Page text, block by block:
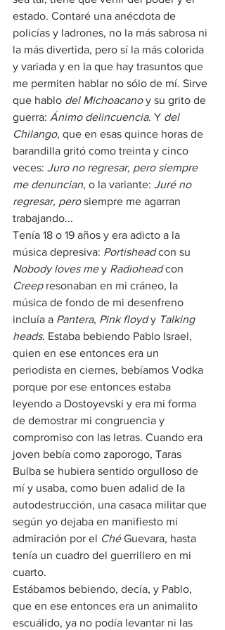
estado. Contaré una anécdota de
policías y ladrones, no la más sabrosa ni
la más divertida, pero sí la más colorida
y variada y en la que hay trasuntos que
me permiten hablar no sólo de mí. Sirve
que hablo del Michoacano y su grito de
guerra: Ánimo delincuencia. Y del
Chilango, que en esas quince horas de
barandilla gritó como treinta y cinco
veces: Juro no regresar, pero siempre
me denuncian, o la variante: Juré no
regresar, pero siempre me agarran
trabajando...
Tenía 18 o 19 años y era adicto a la
música depresiva: Portishead con su
Nobody loves me y Radiohead con
Creep resonaban en mi cráneo, la
música de fondo de mi desenfreno
incluía a Pantera, Pink floyd y Talking
heads. Estaba bebiendo Pablo Israel,
quien en ese entonces era un
periodista en ciernes, bebíamos Vodka
porque por ese entonces estaba
leyendo a Dostoyevski y era mi forma
de demostrar mi congruencia y
compromiso con las letras. Cuando era
joven bebía como zaporogo, Taras
Bulba se hubiera sentido orgulloso de
mí y usaba, como buen adalid de la
autodestrucción, una casaca militar que
según yo dejaba en manifiesto mi
admiración por el Ché Guevara, hasta
tenía un cuadro del guerrillero en mi
cuarto.
Estábamos bebiendo, decía, y Pablo,
que en ese entonces era un animalito
escuálido, ya no podía levantar ni las